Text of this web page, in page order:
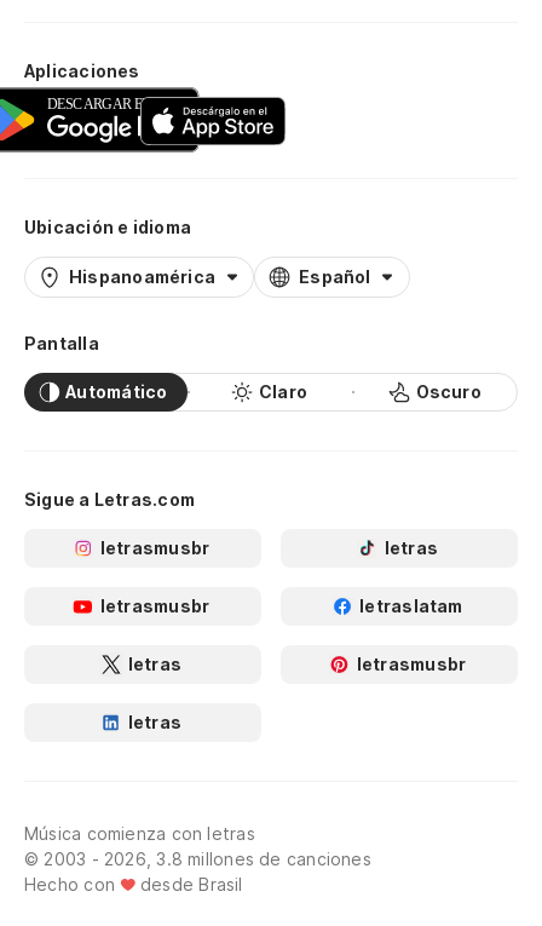
Aplicaciones
Ubicación e idioma
Hispanoamérica Español
Pantalla
Automático Claro Oscuro
Sigue a Letras.com
letrasmusbr letras
letrasmusbr letraslatam
letras letrasmusbr
letras
Música comienza con letras
© 2003 - 2026, 3.8 millones de canciones
Hecho con
desde Brasil